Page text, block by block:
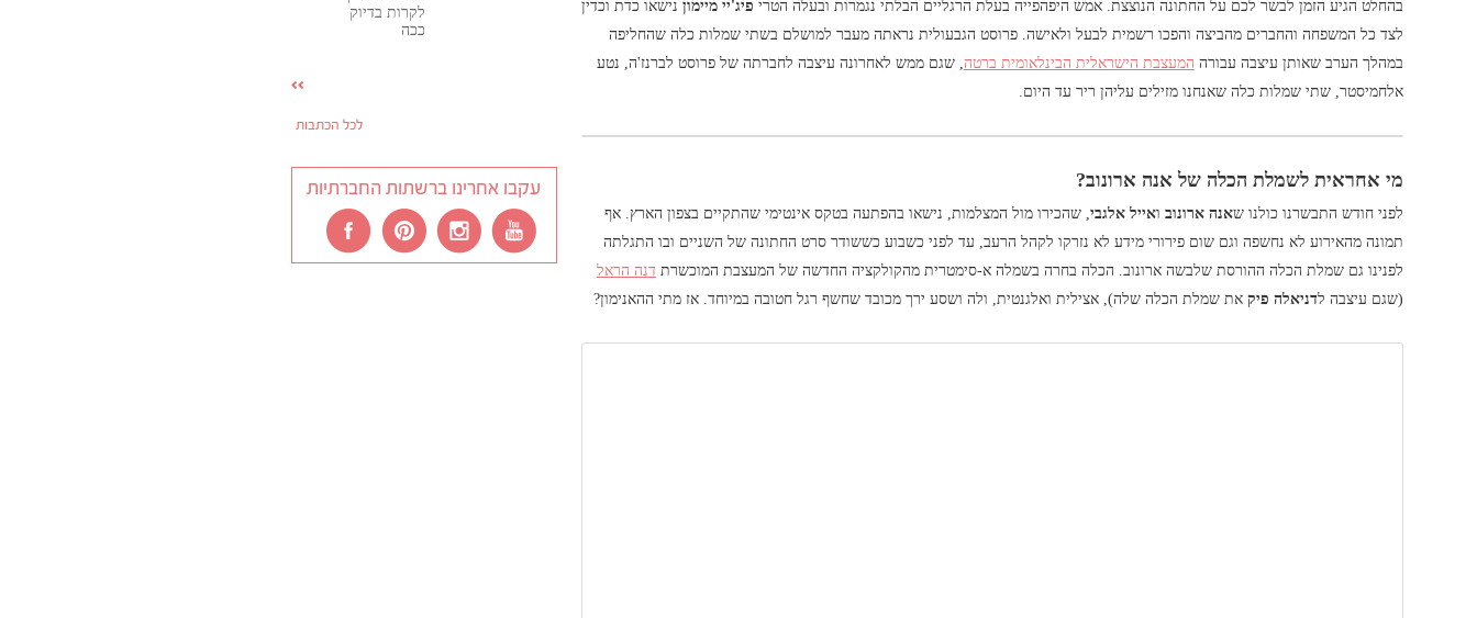
בהחלט הגיע הזמן לבשר לכם על החתונה הנוצצת. אמש היפהפייה בעלת הרגליים הבלתי נגמרות ובעלה הטרי פיג'יי מיימון נישאו כדת וכדין
לצד כל המשפחה והחברים מהביצה והפכו רשמית לבעל ולאישה. פרוסט הגבעולית נראתה מעבר למושלם בשתי שמלות כלה שהחליפה
במהלך הערב שאותן עיצבה עבורה המעצבת הישראלית הבינלאומית ברטה, שגם ממש לאחרונה עיצבה לחברתה של פרוסט לברנז'ה, נטע
אלחמיסטר, שתי שמלות כלה שאנחנו מזילים עליהן ריר עד היום.
מי אחראית לשמלת הכלה של אנה ארונוב?
לפני חודש התבשרנו כולנו שאנה ארונוב ואייל אלגבי, שהכירו מול המצלמות, נישאו בהפתעה בטקס אינטימי שהתקיים בצפון הארץ. אף
תמונה מהאירוע לא נחשפה וגם שום פירורי מידע לא נזרקו לקהל הרעב, עד לפני כשבוע כששודר סרט החתונה של השניים ובו התגלתה
לפנינו גם שמלת הכלה ההורסת שלבשה ארונוב. הכלה בחרה בשמלה א-סימטרית מהקולקציה החדשה של המעצבת המוכשרת דנה הראל
(שגם עיצבה לדניאלה פיק את שמלת הכלה שלה), אצילית ואלגנטית, ולה ושסע ירך מכובד שחשף רגל חטובה במיוחד. אז מתי ההאנימון?
לקרות בדיוק
ככה
לכל הכתבות
עקבו אחרינו ברשתות החברתיות